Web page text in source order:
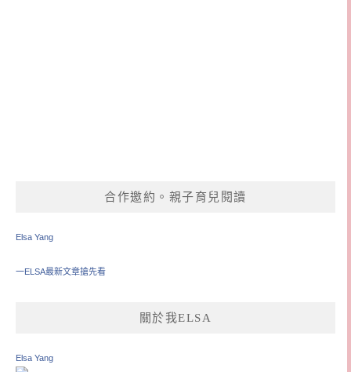
合作邀約。親子育兒閱讀
Elsa Yang
一ELSA最新文章搶先看
關於我ELSA
Elsa Yang